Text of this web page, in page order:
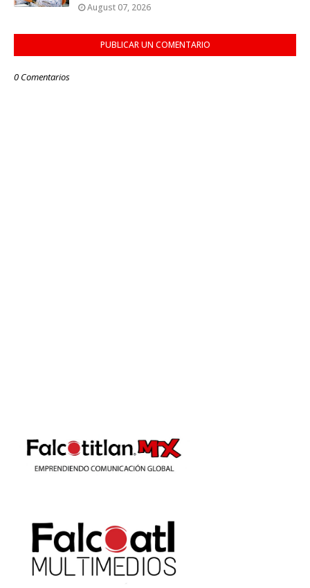
August 07, 2026
PUBLICAR UN COMENTARIO
0 Comentarios